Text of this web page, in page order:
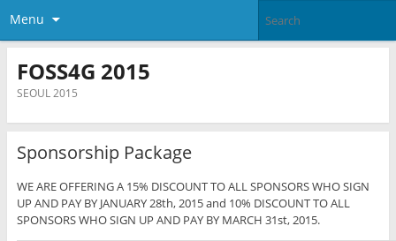
Menu
FOSS4G 2015
SEOUL 2015
Sponsorship Package
WE ARE OFFERING A 15% DISCOUNT TO ALL SPONSORS WHO SIGN
UP AND PAY BY JANUARY 28th, 2015 and 10% DISCOUNT TO ALL
SPONSORS WHO SIGN UP AND PAY BY MARCH 31st, 2015.